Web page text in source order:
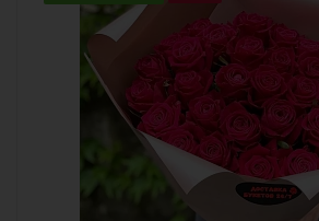
алый, бордовый, красный,
Описание
роза, лента, дизайнерская